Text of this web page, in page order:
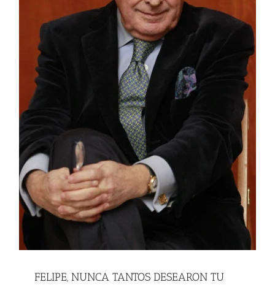
FELIPE, NUNCA TANTOS DESEARON TU